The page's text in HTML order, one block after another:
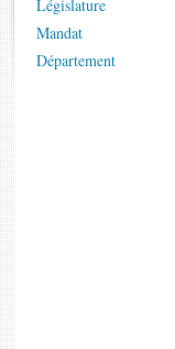
Rapports
Rapports législatifs
Rapports sur
Législature
Mandat
Département